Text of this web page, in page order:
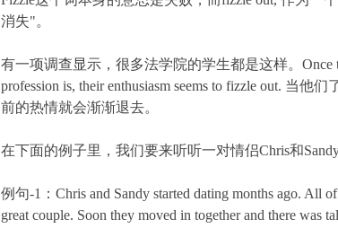
消失"。
有一项调查显示，很多法学院的学生都是这样。Once
profession is, their enthusiasm seems to fizzle out. 当他
前的热情就会渐渐退去。
在下面的例子里，我们要来听听一对情侣Chris和
例句-1：Chris and Sandy started dating months ago. All
great couple. Soon they moved in together and there was